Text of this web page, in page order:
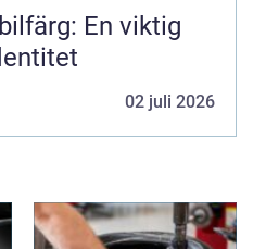
En viktig
02 juli 2026